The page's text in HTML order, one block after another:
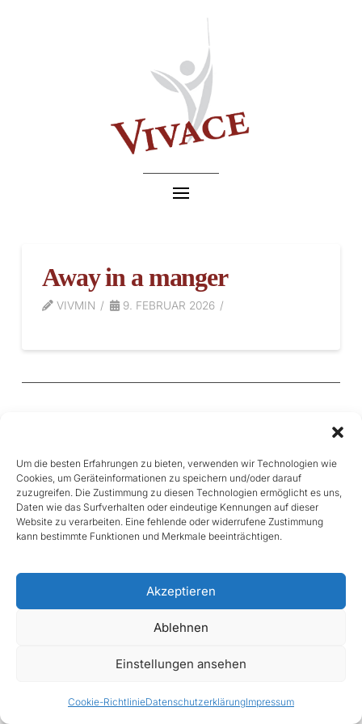
Um die besten Erfahrungen zu bieten, verwenden wir Technologien wie
Cookies, um Geräteinformationen zu speichern und/oder darauf
zuzugreifen. Die Zustimmung zu diesen Technologien ermöglicht es uns,
Daten wie das Surfverhalten oder eindeutige Kennungen auf dieser
Website zu verarbeiten. Eine fehlende oder widerrufene Zustimmung
kann bestimmte Funktionen und Merkmale beeinträchtigen.
Akzeptieren
Ablehnen
Einstellungen ansehen
Cookie-RichtlinieDatenschutzerklärungImpressum
Away in a manger
VIVMIN 9. FEBRUAR 2026
55606 Kirnsulzbach
Datenschutzerklärung